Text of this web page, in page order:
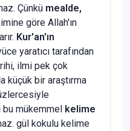
Çünkü mealde,
göre Allah'ın
Kur'an'ın
yaratıcı tarafından
ilmi pek çok
küçük bir araştırma
bu mükemmel kelime
gül kokulu kelime